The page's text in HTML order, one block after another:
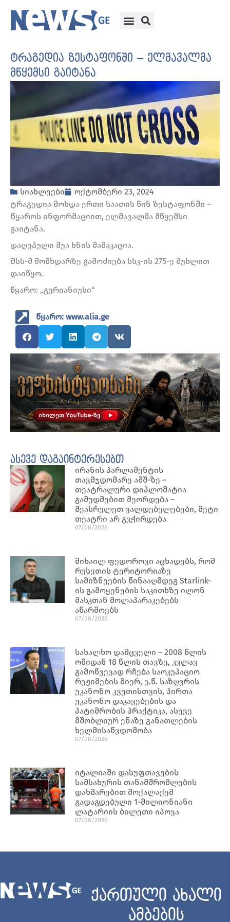
ტრაგედია ზესტაფონში – ელმავალმა
მწყემსი გაიტანა
სიახლეები
ოქტომბერი 23, 2024
ტრაგედია მოხდა ერთი საათის წინ ზესტაფონში –
Წყაროს ინფორმაციით, ელმავალმა მწყემსი
გაიტანა.
დაღუპული შუა ხნის მამაკაცია.
Შსს-მ მომხდარზე გამოძიება სსკ-ის 275-ე მუხლით
დაიწყო.
წყარო: „გურიანიუსი“
წყარო: www.alia.ge
ასევე დაგაინტერესებთ
ირანის პარლამენტის
თავმჯდომარე აშშ-ზე –
თეატრალური დიპლომატია
გამუდმებით მეორდება –
შეასრულეთ ვალდებულებები, მეტი
თეატრი არ გვჭირდება
07/08/2026
მიხაილ ფედოროვი აცხადებს, რომ
რუსეთის ტერიტორიაზე
სამიზნეების წინააღმდეგ Starlink-
ის გამოყენების საკითხზე ილონ
მასკთან მოლაპარაკებებს
აწარმოებს
07/08/2026
სახალხო დამცველი – 2008 წლის
ომიდან 18 წლის თავზე, კვლავ
გამოწვევად რჩება საოკუპაციო
რეჟიმების მიერ, ე.წ. საზღვრის
უკანონო კვეთისთვის, პირთა
უკანონო დაკავებების და
პატიმრობის პრაქტიკა, ასევე
მშობლიურ ენაზე განათლების
ხელმისაწვდომობა
07/08/2026
იტალიაში დასუფთავების
სამსახურის თანამშრომლების
დახმარებით მოქალაქემ
გადაგდებული 1-მილიონიანი
ლატარიის ბილეთი იპოვა
07/08/2026
ქართული ახალი
ამბების